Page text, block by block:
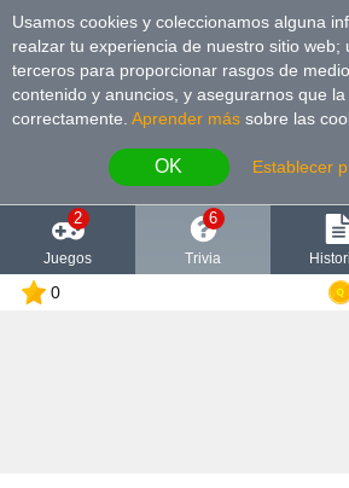
Usamos cookies y coleccionamos alguna
realzar tu experiencia de nuestro sitio web;
terceros para proporcionar rasgos de
contenido y anuncios, y asegurarnos que
correctamente. Aprender más sobre las
OK Establecer
2
Juegos
6
Trivia
0